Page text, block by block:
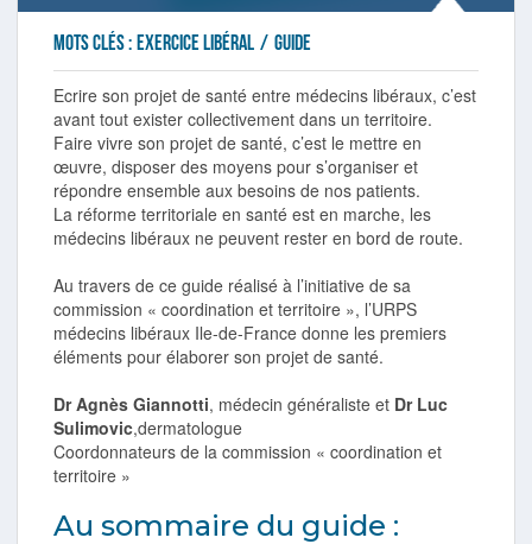
Mots clés : exercice libéral / guide
Ecrire son projet de santé entre médecins libéraux, c’est
avant tout exister collectivement dans un territoire.
Faire vivre son projet de santé, c’est le mettre en
œuvre, disposer des moyens pour s’organiser et
répondre ensemble aux besoins de nos patients.
La réforme territoriale en santé est en marche, les
médecins libéraux ne peuvent rester en bord de route.
Au travers de ce guide réalisé à l’initiative de sa
commission « coordination et territoire », l’URPS
médecins libéraux Ile-de-France donne les premiers
éléments pour élaborer son projet de santé.
Dr Agnès Giannotti, médecin généraliste et Dr Luc
Sulimovic,dermatologue
Coordonnateurs de la commission « coordination et
territoire »
Au sommaire du guide :